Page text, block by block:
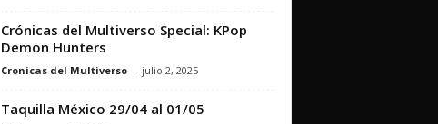
Crónicas del Multiverso Special: KPop
Demon Hunters
Cronicas del Multiverso - julio 2, 2025
Taquilla México 29/04 al 01/05